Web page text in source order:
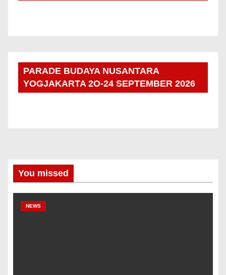
PARADE BUDAYA NUSANTARA
YOGJAKARTA 2O-24 SEPTEMBER 2026
You missed
NEWS